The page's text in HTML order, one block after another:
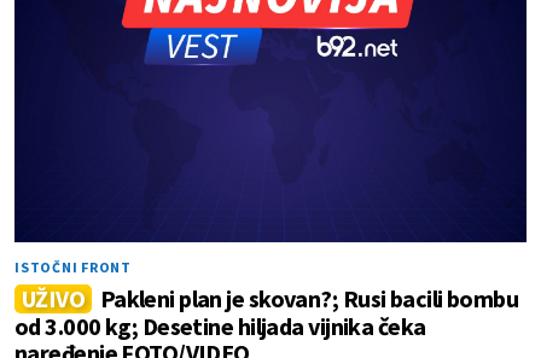
ISTOČNI FRONT
UŽIVO Pakleni plan je skovan?; Rusi bacili bombu
od 3.000 kg; Desetine hiljada vijnika čeka